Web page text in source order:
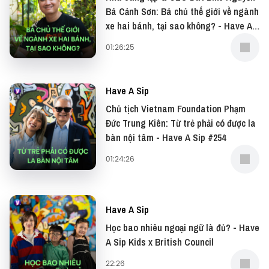
—
tác, bạn có thể gửi email về địa chỉ
team@vietcetera.com
Yêu thích tập podcast này, bạn có thể donate cho
Have A Sip tại:
● Buy me a coffee:
https://www.buymeacoffee.com/vietcetera
—
Bá Cảnh Sơn: Bá chủ thế giới về ngành
xe hai bánh, tại sao không? - Have A
01:26:25
Have A Sip
Chủ tịch Vietnam Foundation Phạm
Đức Trung Kiên: Từ trẻ phải có được la
bàn nội tâm - Have A Sip #254
01:24:26
Have A Sip
Học bao nhiêu ngoại ngữ là đủ? - Have
A Sip Kids x British Council
22:26